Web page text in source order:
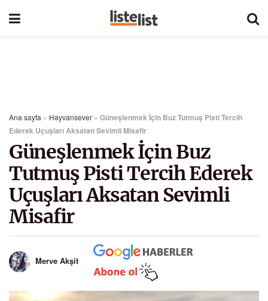
Ana sayfa » Hayvansever » Güneşlenmek İçin Buz Tutmuş Pisti Tercih
Ederek Uçuşları Aksatan Sevimli Misafir
Güneşlenmek İçin Buz
Tutmuş Pisti Tercih Ederek
Uçuşları Aksatan Sevimli
Misafir
Merve Akşit